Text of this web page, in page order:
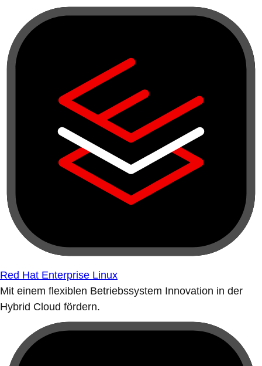
Red Hat Enterprise Linux
Mit einem flexiblen Betriebssystem Innovation in der
Hybrid Cloud fördern.